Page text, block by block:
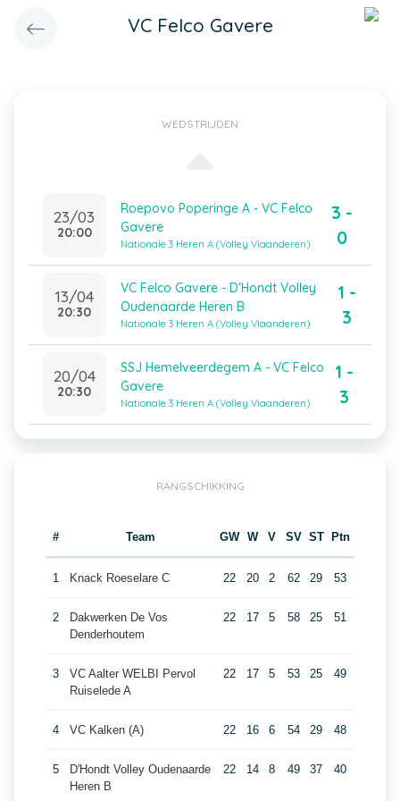
VC Felco Gavere
WEDSTRIJDEN
23/03
20:00
Roepovo Poperinge A - VC Felco
Gavere
Nationale 3 Heren A (Volley Vlaanderen)
3 -
0
13/04
20:30
VC Felco Gavere - D'Hondt Volley
Oudenaarde Heren B
Nationale 3 Heren A (Volley Vlaanderen)
1 -
3
20/04
20:30
SSJ Hemelveerdegem A - VC Felco
Gavere
Nationale 3 Heren A (Volley Vlaanderen)
1 -
3
RANGSCHIKKING
# Team GW W V SV ST Ptn
1 Knack Roeselare C 22 20 2 62 29 53
2
Dakwerken De Vos
Denderhoutem
22 17 5 58 25 51
3
VC Aalter WELBI Pervol
Ruiselede A
22 17 5 53 25 49
4 VC Kalken (A) 22 16 6 54 29 48
5
D'Hondt Volley Oudenaarde
Heren B
22 14 8 49 37 40